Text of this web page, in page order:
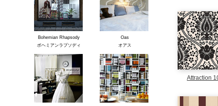
Attraction
Bohemian Rhapsody
ボヘミアンラプソディ
Oas
オアス